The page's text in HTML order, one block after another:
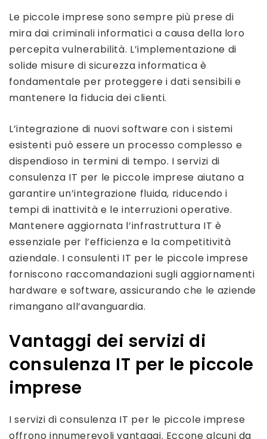
Le piccole imprese sono sempre più prese di
mira dai criminali informatici a causa della loro
percepita vulnerabilità. L’implementazione di
solide misure di sicurezza informatica è
fondamentale per proteggere i dati sensibili e
mantenere la fiducia dei clienti.
L’integrazione di nuovi software con i sistemi
esistenti può essere un processo complesso e
dispendioso in termini di tempo. I servizi di
consulenza IT per le piccole imprese aiutano a
garantire un’integrazione fluida, riducendo i
tempi di inattività e le interruzioni operative.
Mantenere aggiornata l’infrastruttura IT è
essenziale per l’efficienza e la competitività
aziendale. I consulenti IT per le piccole imprese
forniscono raccomandazioni sugli aggiornamenti
hardware e software, assicurando che le aziende
rimangano all’avanguardia.
Vantaggi dei servizi di
consulenza IT per le piccole
imprese
I servizi di consulenza IT per le piccole imprese
offrono innumerevoli vantaggi. Eccone alcuni da